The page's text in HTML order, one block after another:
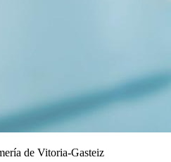
de Vitoria-Gasteiz